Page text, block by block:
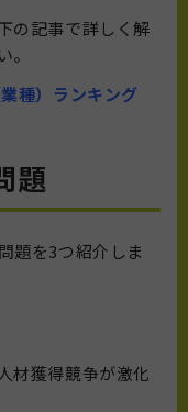
の記事で詳しく解
種）ランキング
題
題を3つ紹介しま
材獲得競争が激化